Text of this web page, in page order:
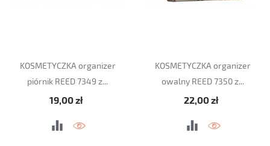
KOSMETYCZKA organizer
piórnik REED 7349 z...
Cena
19,00 zł
KOSMETYCZKA organizer
owalny REED 7350 z...
Cena
22,00 zł